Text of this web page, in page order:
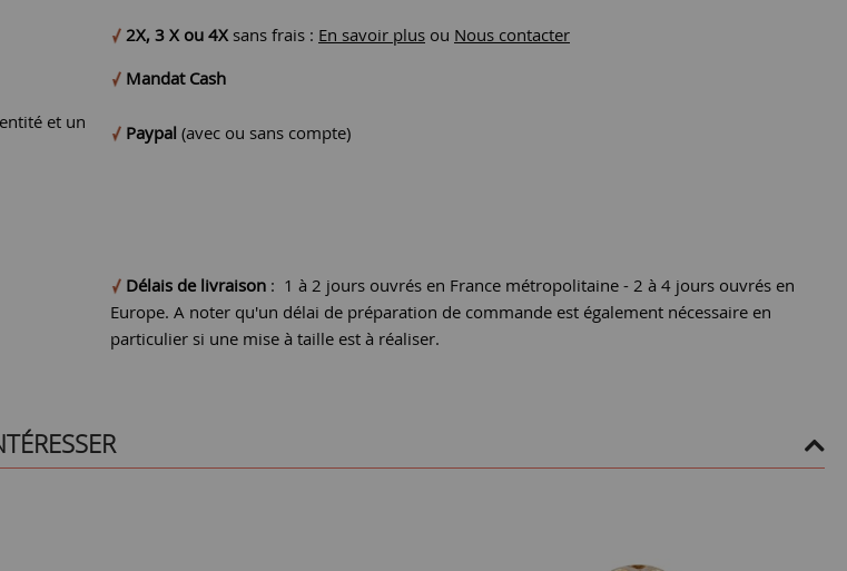
2X, 3 X ou 4X sans frais : En savoir plus ou Nous contacter
Mandat Cash
et un
Paypal (avec ou sans compte)
Délais de livraison : 1 à 2 jours ouvrés en France métropolitaine - 2 à 4 jours ouvrés en
Europe. A noter qu'un délai de préparation de commande est également nécessaire en
particulier si une mise à taille est à réaliser.